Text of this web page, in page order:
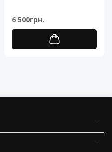
6 500грн.